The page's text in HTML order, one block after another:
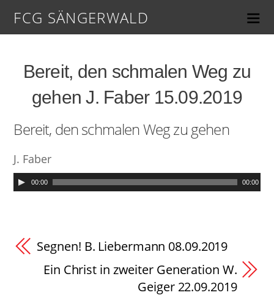
FCG SÄNGERWALD
Bereit, den schmalen Weg zu
gehen J. Faber 15.09.2019
Bereit, den schmalen Weg zu gehen
J. Faber
00:00 00:00
Segnen! B. Liebermann 08.09.2019
Ein Christ in zweiter Generation W.
Geiger 22.09.2019